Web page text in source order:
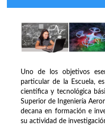
Uno de los objetivos
particular de la Escuela,
científica y tecnológica
Superior de Ingeniería
decana en formación e
su actividad de